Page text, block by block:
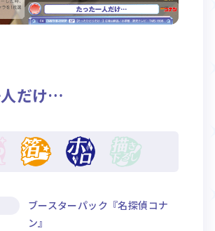
だけ…
ブースターパック『名探偵コナ
ン』